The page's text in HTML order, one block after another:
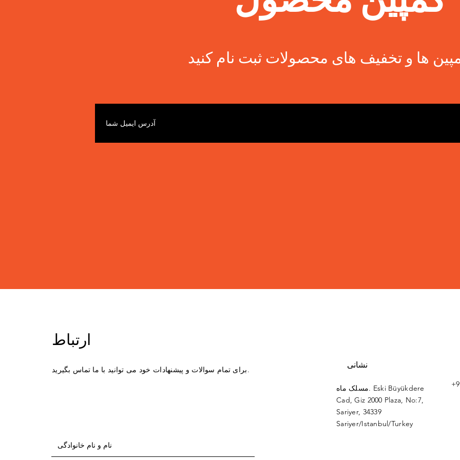
ها و تخفیف های محصولات ثبت نام کنید
ارتباط
برای تمام سوالات و پیشنهادات خود می توانید با ما تماس بگیرید. نشانی
مسلک ماه. Eski Büyükdere
Cad, Giz 2000 Plaza, No:7,
Sariyer, 34339
Sariyer/Istanbul/Turkey